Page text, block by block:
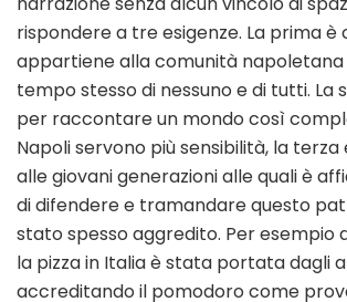
rispondere a tre esigenze. La prima è
appartiene alla comunità napoletana
tempo stesso di nessuno e di tutti. La
per raccontare un mondo così
Napoli servono più sensibilità, la terza
alle giovani generazioni alle quali è
di difendere e tramandare questo
stato spesso aggredito. Per esempio
la pizza in Italia è stata portata dagli
accreditando il pomodoro come